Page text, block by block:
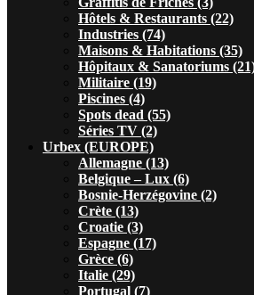
Hôtels & Restaurants (22)
Industries (74)
Maisons & Habitations (35)
Hôpitaux & Sanatoriums
Militaire (19)
Piscines (4)
Spots dead (55)
Séries TV (2)
Urbex (EUROPE)
Allemagne (13)
Belgique – Lux (6)
Bosnie-Herzégovine (2)
Crète (13)
Croatie (3)
Espagne (17)
Grèce (6)
Italie (29)
Portugal (7)